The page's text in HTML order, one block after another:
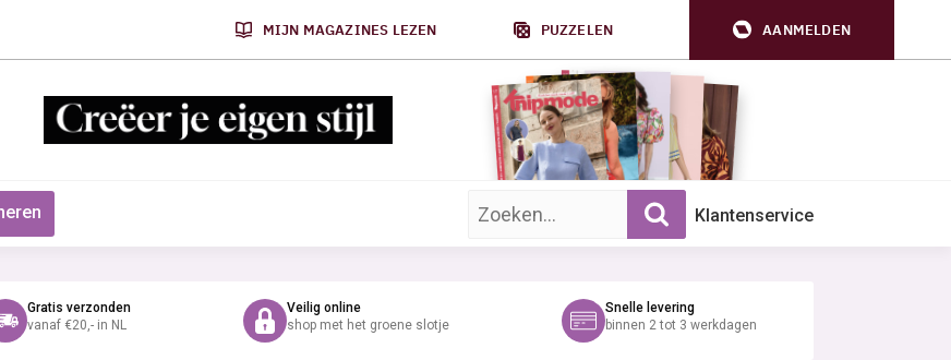
MIJN MAGAZINES LEZEN PUZZELEN AANMELDEN
Zoek op trefwoord: Klantenservice
Gratis verzonden
vanaf €20,- in NL
Veilig online
shop met het groene slotje
Snelle levering
binnen 2 tot 3 werkdagen